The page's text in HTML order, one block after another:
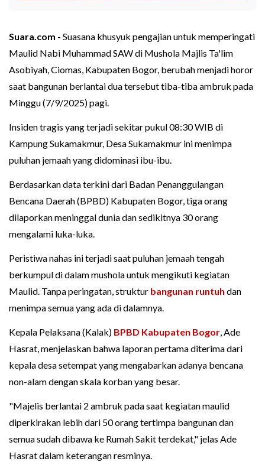
Suara.com - Suasana khusyuk pengajian untuk memperingati
Maulid Nabi Muhammad SAW di Mushola Majlis Ta'lim
Asobiyah, Ciomas, Kabupaten Bogor, berubah menjadi horor
saat bangunan berlantai dua tersebut tiba-tiba ambruk pada
Minggu (7/9/2025) pagi.
Insiden tragis yang terjadi sekitar pukul 08:30 WIB di
Kampung Sukamakmur, Desa Sukamakmur ini menimpa
puluhan jemaah yang didominasi ibu-ibu.
Berdasarkan data terkini dari Badan Penanggulangan
Bencana Daerah (BPBD) Kabupaten Bogor, tiga orang
dilaporkan meninggal dunia dan sedikitnya 30 orang
mengalami luka-luka.
Peristiwa nahas ini terjadi saat puluhan jemaah tengah
berkumpul di dalam mushola untuk mengikuti kegiatan
Maulid. Tanpa peringatan, struktur bangunan runtuh dan
menimpa semua yang ada di dalamnya.
Kepala Pelaksana (Kalak) BPBD Kabupaten Bogor, Ade
Hasrat, menjelaskan bahwa laporan pertama diterima dari
kepala desa setempat yang mengabarkan adanya bencana
non-alam dengan skala korban yang besar.
"Majelis berlantai 2 ambruk pada saat kegiatan maulid
diperkirakan lebih dari 50 orang tertimpa bangunan dan
semua sudah dibawa ke Rumah Sakit terdekat," jelas Ade
Hasrat dalam keterangan resminya.